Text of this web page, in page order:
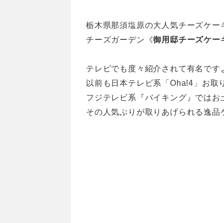
栃木県那須塩原の大人気チーズケー
チーズガーデン《御用邸チーズケー
テレビでも度々紹介されて有名です
以前も日本テレビ系「Oha!4」お取
フジテレビ系『バイキング』では
その人気ぶりが取りあげられる逸品